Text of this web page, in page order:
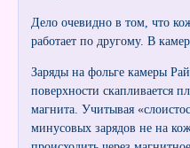
Дело очевидно в том, что
работает по другому. В
Заряды на фольге камеры
поверхности скапливается
магнита. Учитывая
минусовых зарядов не на